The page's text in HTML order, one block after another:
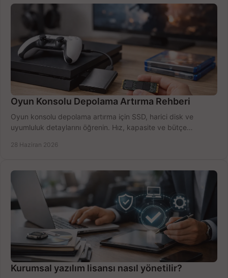
Oyun Konsolu Depolama Artırma Rehberi
Oyun konsolu depolama artırma için SSD, harici disk ve
uyumluluk detaylarını öğrenin. Hız, kapasite ve bütçe
28 Haziran 2026
Kurumsal yazılım lisansı nasıl yönetilir?